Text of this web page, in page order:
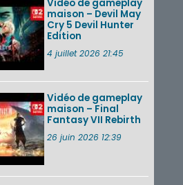
Un Fire Emblem :
Fortune’s Weave
Direct d’environ 20
août 2026...
Les sorties eShop de
la semaine 31 de
2026 (Xenoblade
Chronicles 2 –
Vidéo de gameplay
maison – Devil May
Cry 5 Devil Hunter
Edition
4 juillet 2026 21:45
Vidéo de gameplay
maison – Final
Fantasy VII Rebirth
26 juin 2026 12:39